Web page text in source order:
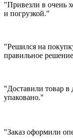
"Привезли в очень
и погрузкой."
"Решился на
правильное
"Доставили товар в
упаковано."
"Заказ оформили